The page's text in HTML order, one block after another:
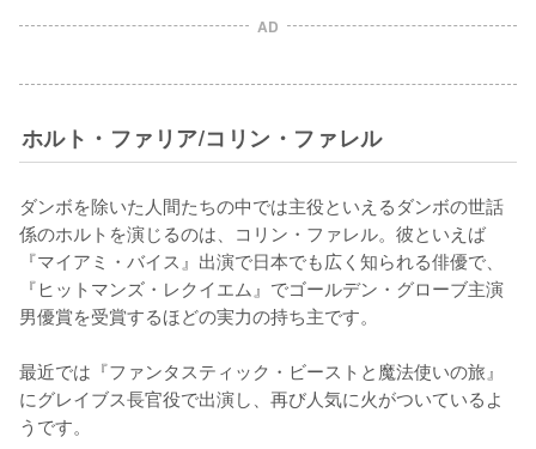
AD
ホルト・ファリア/コリン・ファレル
ダンボを除いた人間たちの中では主役といえるダンボの世話
係のホルトを演じるのは、コリン・ファレル。彼といえば
『マイアミ・バイス』出演で日本でも広く知られる俳優で、
『ヒットマンズ・レクイエム』でゴールデン・グローブ主演
男優賞を受賞するほどの実力の持ち主です。
最近では『ファンタスティック・ビーストと魔法使いの旅』
にグレイブス長官役で出演し、再び人気に火がついているよ
うです。